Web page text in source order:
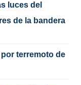
luces del
de la bandera
terremoto de